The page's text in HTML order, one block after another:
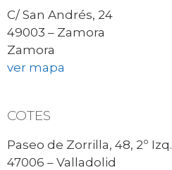
C/ San Andrés, 24
49003 – Zamora
Zamora
ver mapa
COTES
Paseo de Zorrilla, 48, 2º Izq.
47006 – Valladolid